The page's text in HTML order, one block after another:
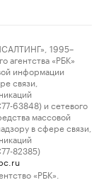
1995–
«РБК»
информации
связи,
63848) и сетевого
массовой
в сфере связи,
82385)
«РБК».